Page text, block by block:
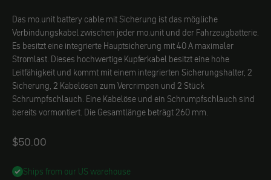
Das mo.unit battery cable mit Sicherung ist das mögliche
Verbindungskabel zwischen jeder mo.unit und der Fahrzeugbatterie.
Es besitzt eine integrierte Hauptsicherung mit 40 A maximaler
Stromlast. Dieses hochwertige Kupferkabel besitzt eine hohe
Leitfähigkeit und kommt mit einem integrierten Sicherungshalter, 2
Sicherung, 2 Kabelösen zum Vercrimpen und 2 Stück
Schrumpfschlauch. Eine Kabelöse und ein Schrumpfschlauch sind
bereits vormontiert. Die Gesamtlänge beträgt 260 mm.
Angebot
$50.00
Ships from our US warehouse